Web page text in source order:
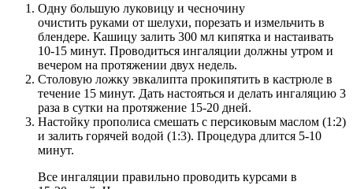
Одну большую луковицу и чесночину
очистить руками от шелухи, порезать и измельчить в
блендере. Кашицу залить 300 мл кипятка и настаивать
10-15 минут. Проводиться ингаляции должны утром и
вечером на протяжении двух недель.
Столовую ложку эвкалипта прокипятить в кастрюле в
течение 15 минут. Дать настояться и делать ингаляцию 3
раза в сутки на протяжение 15-20 дней.
Настойку прополиса смешать с персиковым маслом (1:2)
и залить горячей водой (1:3). Процедура длится 5-10
минут.
Все ингаляции правильно проводить курсами в